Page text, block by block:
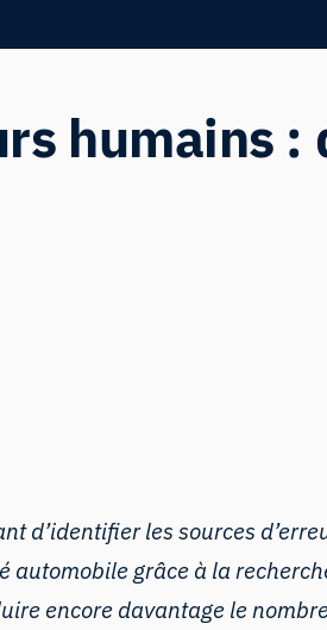
humains
d’identifier les sources
grâce à la
encore davantage le